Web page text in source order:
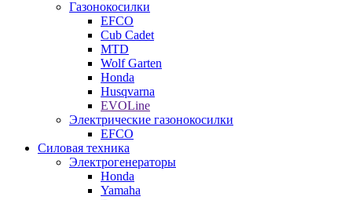
Газонокосилки
EFCO
Cub Cadet
MTD
Wolf Garten
Honda
Husqvarna
EVOLine
Электрические газонокосилки
EFCO
Силовая техника
Электрогенераторы
Honda
Yamaha